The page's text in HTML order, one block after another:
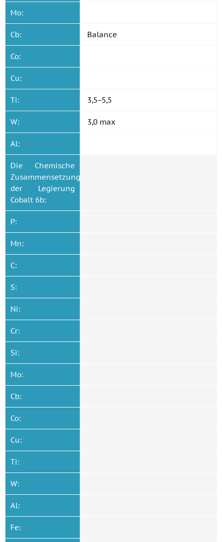
Mo:
Cb: Balance
Co:
Cu:
Ti: 3,5−5,5
W: 3,0 max
Al:
Die Chemische
Zusammensetzung
der Legierung
Cobalt 6b:
P:
Mn:
C:
S:
Ni:
Cr:
Si:
Mo:
Cb:
Co:
Cu:
Ti:
W:
Al:
Fe: